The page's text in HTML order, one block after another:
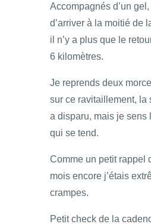
Accompagnés d’un
d’arriver à la moitié de
il n’y a plus que le
6 kilomètres.
Je reprends deux
sur ce ravitaillement, la
a disparu, mais je sens
qui se tend.
Comme un petit rappel
mois encore j’étais
crampes.
Petit check de la